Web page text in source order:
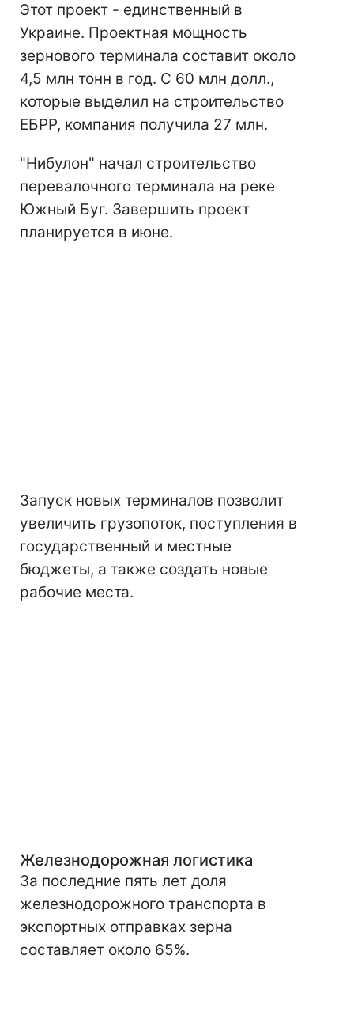
Этот проект - единственный в
Украине. Проектная мощность
зернового терминала составит около
4,5 млн тонн в год. С 60 млн долл.,
которые выделил на строительство
ЕБРР, компания получила 27 млн.
"Нибулон" начал строительство
перевалочного терминала на реке
Южный Буг. Завершить проект
планируется в июне.
Запуск новых терминалов позволит
увеличить грузопоток, поступления в
государственный и местные
бюджеты, а также создать новые
рабочие места.
Железнодорожная логистика
За последние пять лет доля
железнодорожного транспорта в
экспортных отправках зерна
составляет около 65%.